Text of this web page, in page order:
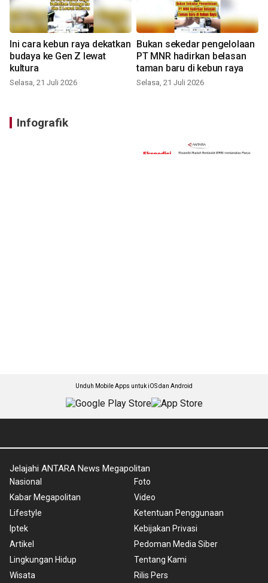
Ini cara kebun raya dekatkan
budaya ke Gen Z lewat
kultura
Selasa, 21 Juli 2026
Bukan sekedar pengelolaan
PT MNR hadirkan belasan
taman baru di kebun raya
Selasa, 21 Juli 2026
Infografik
Unduh Mobile Apps untuk iOS dan Android
Jelajahi ANTARA News Megapolitan
Nasional
Kabar Megapolitan
Lifestyle
Iptek
Artikel
Lingkungan Hidup
Wisata
Foto
Video
Ketentuan Penggunaan
Kebijakan Privasi
Pedoman Media Siber
Tentang Kami
Rilis Pers